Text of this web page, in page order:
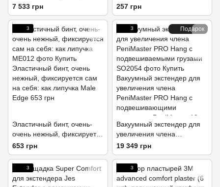
ремешковый, масса всего
65 г, прочный пластик
7 533 грн
мелкопористый поролон
257 грн
3
Эластичный бинт, очень-
очень нежный, фиксируется
сам на себя: как липучка
653 грн
Подарок
3
Вакуумный экстендер для
увеличения члена
PeniMaster PRO Hang с
подвешиваемыми грузами
19 349 грн
3 3